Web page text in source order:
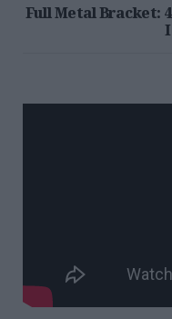
Full Metal Bracket: